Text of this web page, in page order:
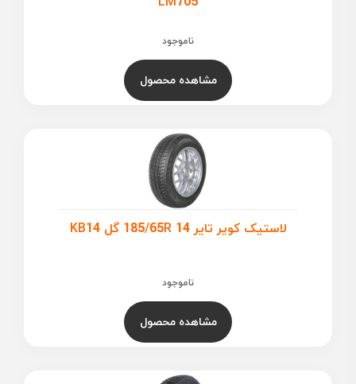
ناموجود
مشاهده محصول
لاستیک کویر تایر 185/65R 14 گل KB14
ناموجود
مشاهده محصول